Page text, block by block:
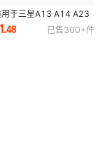
用于三星A13 A14 A23
A33 A34 A53 A54
SIM卡托 卡槽
1.48 已售300+件